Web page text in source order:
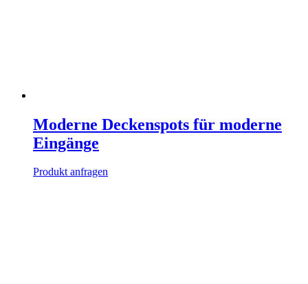
Moderne Deckenspots für moderne
Eingänge
Produkt anfragen